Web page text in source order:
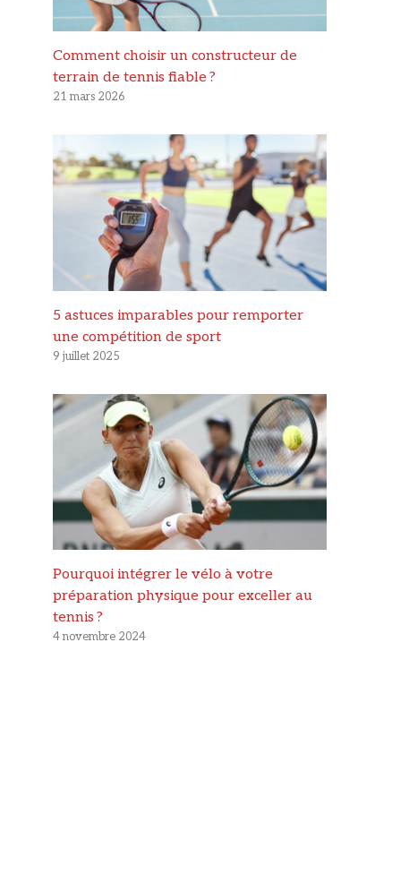
Comment choisir un constructeur de
terrain de tennis fiable ?
21 mars 2026
5 astuces imparables pour remporter
une compétition de sport
9 juillet 2025
Pourquoi intégrer le vélo à votre
préparation physique pour exceller au
tennis ?
4 novembre 2024